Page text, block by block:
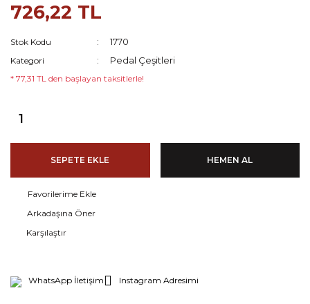
726,22 TL
Stok Kodu 1770
Kategori Pedal Çeşitleri
* 77,31 TL den başlayan taksitlerle!
SEPETE EKLE HEMEN AL
Arkadaşına Öner
Karşılaştır
WhatsApp İletişim Instagram Adresimi